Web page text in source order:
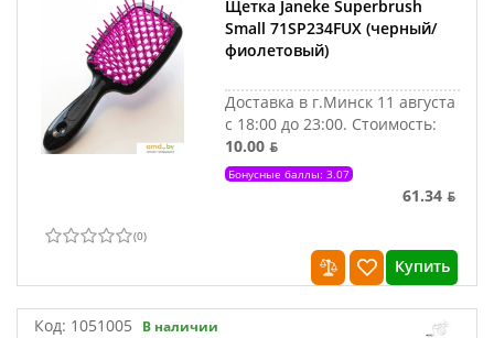
Щетка Janeke Superbrush
Small 71SP234FUX (черный/
фиолетовый)
Доставка в г.Минск 11 августа
с 18:00 до 23:00. Стоимость:
10.00 ƃ
Бонусные баллы: 3.07
61.34 ƃ
(0)
Купить
Код: 1051005 В наличии